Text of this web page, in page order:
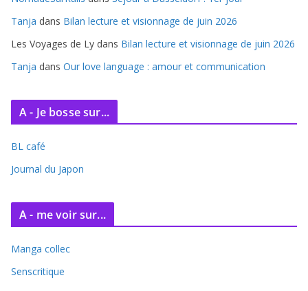
s
Tanja dans Bilan lecture et visionnage de juin 2026
Les Voyages de Ly dans Bilan lecture et visionnage de juin 2026
Tanja dans Our love language : amour et communication
A - Je bosse sur...
BL café
Journal du Japon
A - me voir sur...
Manga collec
Senscritique